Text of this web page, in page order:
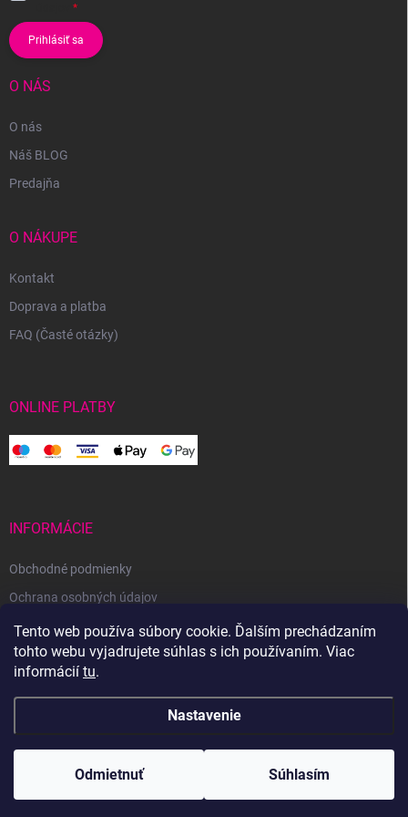
Tento web používa súbory cookie. Ďalším prechádzaním
tohto webu vyjadrujete súhlas s ich používaním. Viac
informácií tu.
Nastavenie
Odmietnuť Súhlasím
Prihlásiť sa
O NÁS
O nás
Náš BLOG
Predajňa
O NÁKUPE
Kontakt
Doprava a platba
FAQ (Časté otázky)
ONLINE PLATBY
INFORMÁCIE
Obchodné podmienky
Ochrana osobných údajov
Reklamačný poriadok
Odstúpenie od zmluvy
Vytvoril Shoptet
Copyright 2026Svetoveklbka.sk . Všetky práva vyhradené.